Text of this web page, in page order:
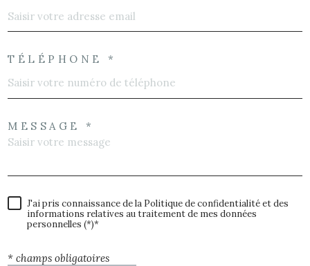
TÉLÉPHONE *
MESSAGE *
J'ai pris connaissance de la Politique de confidentialité et des
informations relatives au traitement de mes données
personnelles (*)*
* champs obligatoires